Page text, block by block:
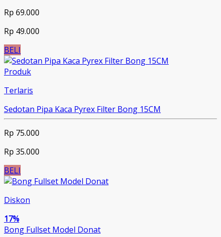
Rp 69.000
Rp 49.000
BELI
Produk
Terlaris
Sedotan Pipa Kaca Pyrex Filter Bong 15CM
Rp 75.000
Rp 35.000
BELI
Diskon
17%
Bong Fullset Model Donat